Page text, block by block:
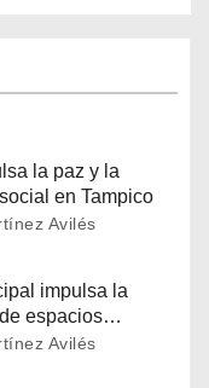
la paz y la
en Tampico
Avilés
impulsa la
espacios
ciudadAvilés